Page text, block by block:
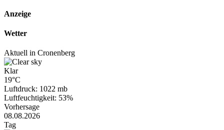
Anzeige
Wetter
Aktuell in Cronenberg
Klar
19°C
Luftdruck: 1022 mb
Luftfeuchtigkeit: 53%
Vorhersage
08.08.2026
Tag